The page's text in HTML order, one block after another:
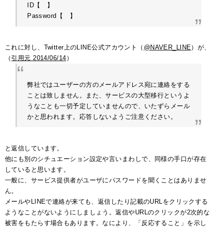
ID【 】
Password【 】
これに対し、Twitter上のLINE公式アカウント（ @NAVER_LINE）が、
（ 引用元 2014/06/14 ）
弊社ではユーザーの方のメールアドレス宛に連絡をする
ことは致しません。また、サービスの大型移行というよ
うなことも一切予定していませんので、いたずらメール
かと思われます。応答しないようご注意ください。
と返信しています。
他にも別のシチュエーション設定や言いまわしで、同様の手口が存在
していると思います。
一般に、サービス提供者がユーザにパスワードを聞くことはありませ
ん。
メールやLINEで連絡が来ても、返信したり記載のURLをクリックする
ようなことがないようにしましょう。返信やURLのクリックが2次的な
被害をもたらす場合もあります。なにより、「反応すること」を示し